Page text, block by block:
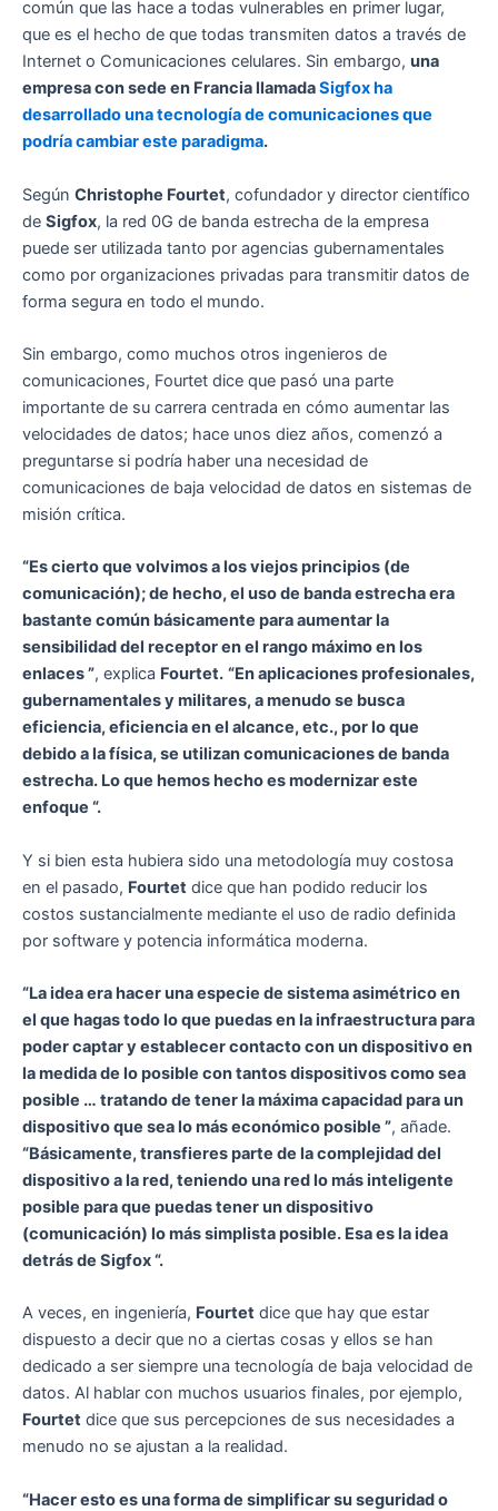
común que las hace a todas vulnerables en primer lugar,
que es el hecho de que todas transmiten datos a través de
Internet o Comunicaciones celulares. Sin embargo, una
empresa con sede en Francia llamadaSigfox ha
desarrollado una tecnología de comunicaciones que
podría cambiar este paradigma.
Según Christophe Fourtet, cofundador y director científico
de Sigfox, la red 0G de banda estrecha de la empresa
puede ser utilizada tanto por agencias gubernamentales
como por organizaciones privadas para transmitir datos de
forma segura en todo el mundo.
Sin embargo, como muchos otros ingenieros de
comunicaciones, Fourtet dice que pasó una parte
importante de su carrera centrada en cómo aumentar las
velocidades de datos; hace unos diez años, comenzó a
preguntarse si podría haber una necesidad de
comunicaciones de baja velocidad de datos en sistemas de
misión crítica.
“Es cierto que volvimos a los viejos principios (de
comunicación); de hecho, el uso de banda estrecha era
bastante común básicamente para aumentar la
sensibilidad del receptor en el rango máximo en los
enlaces ”, explica Fourtet. “En aplicaciones profesionales,
gubernamentales y militares, a menudo se busca
eficiencia, eficiencia en el alcance, etc., por lo que
debido a la física, se utilizan comunicaciones de banda
estrecha. Lo que hemos hecho es modernizar este
enfoque “.
Y si bien esta hubiera sido una metodología muy costosa
en el pasado, Fourtet dice que han podido reducir los
costos sustancialmente mediante el uso de radio definida
por software y potencia informática moderna.
“La idea era hacer una especie de sistema asimétrico en
el que hagas todo lo que puedas en la infraestructura para
poder captar y establecer contacto con un dispositivo en
la medida de lo posible con tantos dispositivos como sea
posible … tratando de tener la máxima capacidad para un
dispositivo que sea lo más económico posible ”, añade.
“Básicamente, transfieres parte de la complejidad del
dispositivo a la red, teniendo una red lo más inteligente
posible para que puedas tener un dispositivo
(comunicación) lo más simplista posible. Esa es la idea
detrás de Sigfox “.
A veces, en ingeniería, Fourtet dice que hay que estar
dispuesto a decir que no a ciertas cosas y ellos se han
dedicado a ser siempre una tecnología de baja velocidad de
datos. Al hablar con muchos usuarios finales, por ejemplo,
Fourtet dice que sus percepciones de sus necesidades a
menudo no se ajustan a la realidad.
“Hacer esto es una forma de simplificar su seguridad o